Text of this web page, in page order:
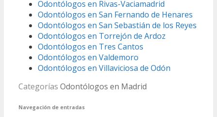
Odontólogos en Rivas-Vaciamadrid
Odontólogos en San Fernando de Henares
Odontólogos en San Sebastián de los Reyes
Odontólogos en Torrejón de Ardoz
Odontólogos en Tres Cantos
Odontólogos en Valdemoro
Odontólogos en Villaviciosa de Odón
Categorías Odontólogos en Madrid
Navegación de entradas